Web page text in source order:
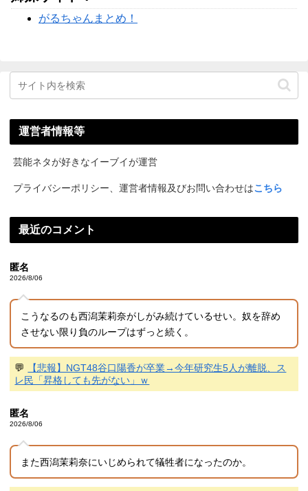
がるちゃんまとめ！
運営者情報等
芸能ネタが好きなイーブイが運営
プライバシーポリシー、運営者情報及びお問い合わせはこちら
最近のコメント
匿名
2026/8/06
こうなるのも西潟茉莉奈がしがみ続けているせい。奴を辞め
させない限り負のループはずっと続く。
💬
【悲報】NGT48谷口陽香が卒業→今年研究生5人が離脱、ス
レ民「昇格しても先がない」ｗ
匿名
2026/8/06
また西潟茉莉奈にいじめられて犠牲者になったのか。